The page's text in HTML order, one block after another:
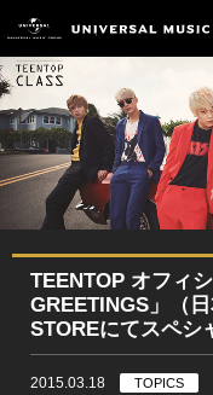
TEENTOP オフィ
GREETINGS」（
STOREにてスペシ
2015.03.18 TOPICS